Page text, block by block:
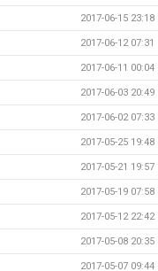
2017-06-15 23:18
2017-06-12 07:31
2017-06-11 00:04
2017-06-03 20:49
2017-06-02 07:33
2017-05-25 19:48
2017-05-21 19:57
2017-05-19 07:58
2017-05-12 22:42
2017-05-08 20:35
2017-05-07 09:44